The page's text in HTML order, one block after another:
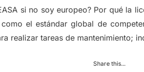
si no soy europeo? Por qué la
el estándar global de
realizar tareas de mantenimiento;
Share this...